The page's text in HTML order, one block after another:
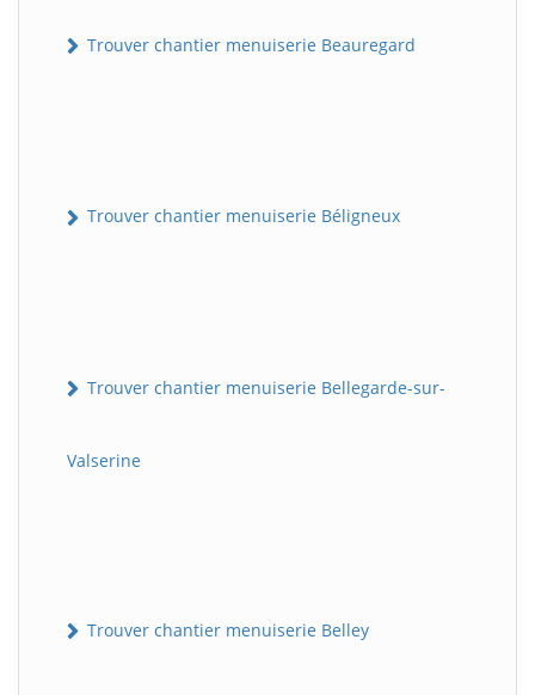
Trouver chantier menuiserie Beauregard
Trouver chantier menuiserie Béligneux
Trouver chantier menuiserie Bellegarde-sur-
Valserine
Trouver chantier menuiserie Belley